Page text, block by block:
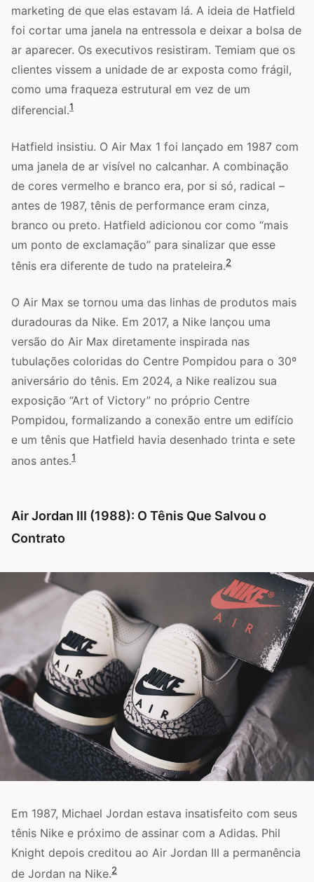
marketing de que elas estavam lá. A ideia de Hatfield
foi cortar uma janela na entressola e deixar a bolsa de
ar aparecer. Os executivos resistiram. Temiam que os
clientes vissem a unidade de ar exposta como frágil,
como uma fraqueza estrutural em vez de um
diferencial.1
Hatfield insistiu. O Air Max 1 foi lançado em 1987 com
uma janela de ar visível no calcanhar. A combinação
de cores vermelho e branco era, por si só, radical –
antes de 1987, tênis de performance eram cinza,
branco ou preto. Hatfield adicionou cor como “mais
um ponto de exclamação” para sinalizar que esse
tênis era diferente de tudo na prateleira.2
O Air Max se tornou uma das linhas de produtos mais
duradouras da Nike. Em 2017, a Nike lançou uma
versão do Air Max diretamente inspirada nas
tubulações coloridas do Centre Pompidou para o 30º
aniversário do tênis. Em 2024, a Nike realizou sua
exposição “Art of Victory” no próprio Centre
Pompidou, formalizando a conexão entre um edifício
e um tênis que Hatfield havia desenhado trinta e sete
anos antes.1
Air Jordan III (1988): O Tênis Que Salvou o
Contrato
Em 1987, Michael Jordan estava insatisfeito com seus
tênis Nike e próximo de assinar com a Adidas. Phil
Knight depois creditou ao Air Jordan III a permanência
de Jordan na Nike.2